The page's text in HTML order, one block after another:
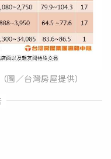
／台灣房屋提供）